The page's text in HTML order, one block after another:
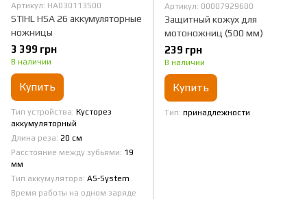
Артикул: HA030113500
STIHL HSA 26 аккумуляторные
ножницы
3 399 грн
В наличии
Купить
Тип устройства Кусторез
аккумуляторный
Длина реза 20 см
Расстояние между зубьями 19
мм
Тип аккумулятора AS-System
Время работы на одном заряде
Артикул: 00007929600
Защитный кожух для
мотоножниц (500 мм)
239 грн
В наличии
Купить
Тип принадлежности